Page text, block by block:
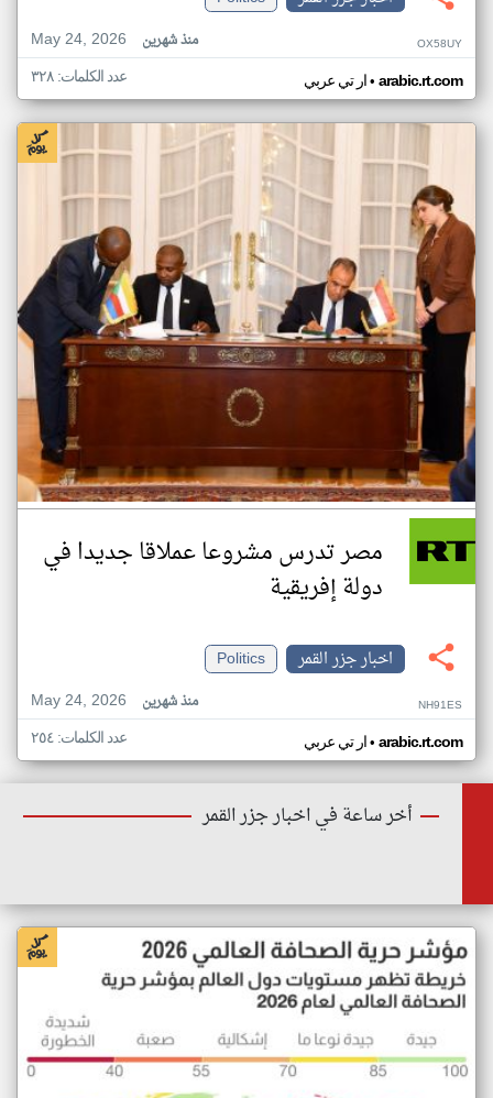
May 24, 2026
منذ شهرين OX58UY
ار تي عربي• arabic.rt.com عدد الكلمات: ٣٢٨
مصر تدرس مشروعا عملاقا جديدا في
دولة إفريقية
اخبار جزر القمر
Politics
May 24, 2026
منذ شهرين NH91ES
ار تي عربي• arabic.rt.com عدد الكلمات: ٢٥٤
أخر ساعة في اخبار جزر القمر